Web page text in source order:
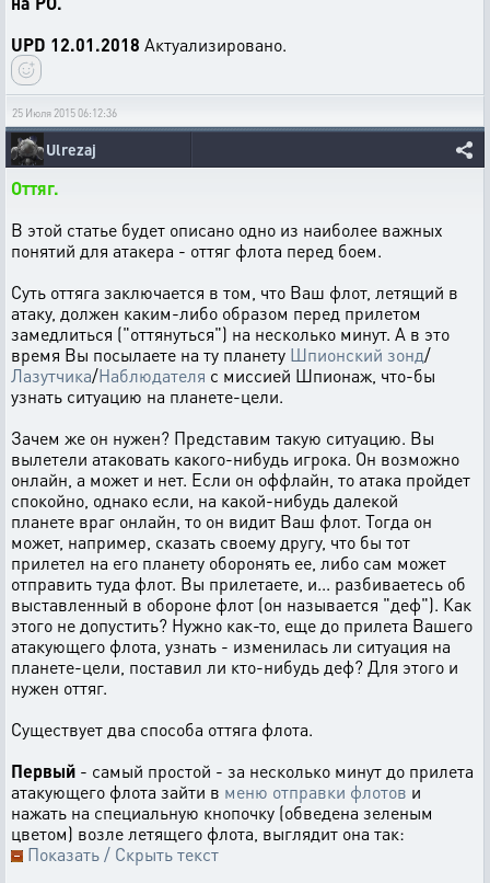
UPD 12.01.2018 Актуализировано.
25 Июля 2015 06:12:36
Ulrezaj
Оттяг.
В этой статье будет описано одно из наиболее важных
понятий для атакера - оттяг флота перед боем.
Суть оттяга заключается в том, что Ваш флот, летящий в
атаку, должен каким-либо образом перед прилетом
замедлиться ("оттянуться") на несколько минут. А в это
время Вы посылаете на ту планету Шпионский зонд/
Лазутчика/Наблюдателя с миссией Шпионаж, что-бы
узнать ситуацию на планете-цели.
Зачем же он нужен? Представим такую ситуацию. Вы
вылетели атаковать какого-нибудь игрока. Он возможно
онлайн, а может и нет. Если он оффлайн, то атака пройдет
спокойно, однако если, на какой-нибудь далекой
планете враг онлайн, то он видит Ваш флот. Тогда он
может, например, сказать своему другу, что бы тот
прилетел на его планету оборонять ее, либо сам может
отправить туда флот. Вы прилетаете, и... разбиваетесь об
выставленный в обороне флот (он называется "деф"). Как
этого не допустить? Нужно как-то, еще до прилета Вашего
атакующего флота, узнать - изменилась ли ситуация на
планете-цели, поставил ли кто-нибудь деф? Для этого и
нужен оттяг.
Существует два способа оттяга флота.
Первый - самый простой - за несколько минут до прилета
атакующего флота зайти в меню отправки флотов и
нажать на специальную кнопочку (обведена зеленым
цветом) возле летящего флота, выглядит она так:
Показать / Скрыть текст